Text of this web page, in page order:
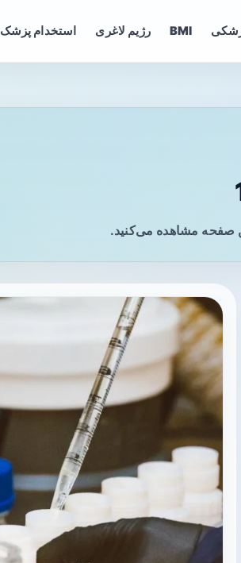
BMI رژیم لاغری استخدام پزشک
صفحه مشاهده می‌کنید.